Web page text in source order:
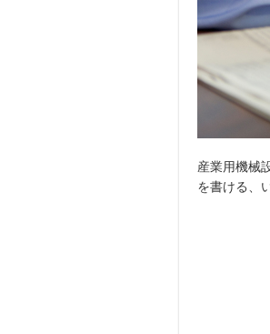
産業用機械
を書ける、